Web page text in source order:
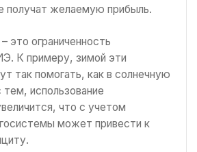
получат желаемую прибыль.
это ограниченность
К примеру, зимой эти
так помогать, как в солнечную
использование
что с учетом
может привести к